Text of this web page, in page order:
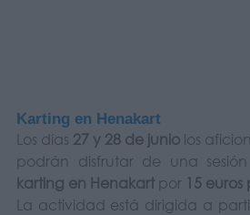
Karting en Henakart
Los días 27 y 28 de junio los
podrán disfrutar de una
karting en Henakartpor 15
La actividad está dirigida a